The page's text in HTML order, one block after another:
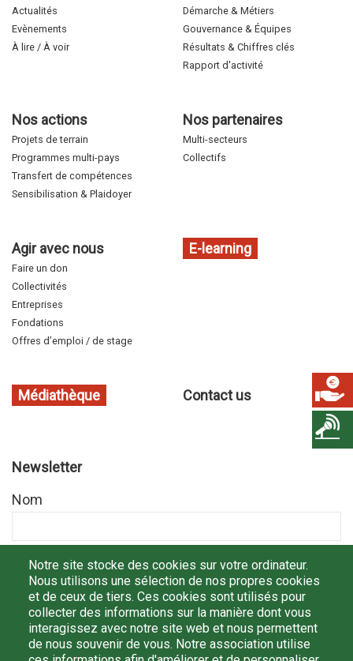
Actualités
Evènements
À lire / À voir
Démarche & Métiers
Gouvernance & Équipes
Résultats & Chiffres clés
Rapport d'activité
Nos actions
Projets de terrain
Programmes multi-pays
Transfert de compétences
Sensibilisation & Plaidoyer
Nos partenaires
Multi-secteurs
Collectifs
Agir avec nous
Faire un don
Collectivités
Entreprises
Fondations
Offres d’emploi / de stage
E-learning
Médiathèque Contact us
Newsletter
Nom
Prénom
Email
Notre site stocke des cookies sur votre ordinateur.
Nous utilisons une sélection de nos propres cookies
et de ceux de tiers. Ces cookies sont utilisés pour
collecter des informations sur la manière dont vous
interagissez avec notre site web et nous permettent
de nous souvenir de vous. Notre association utilise